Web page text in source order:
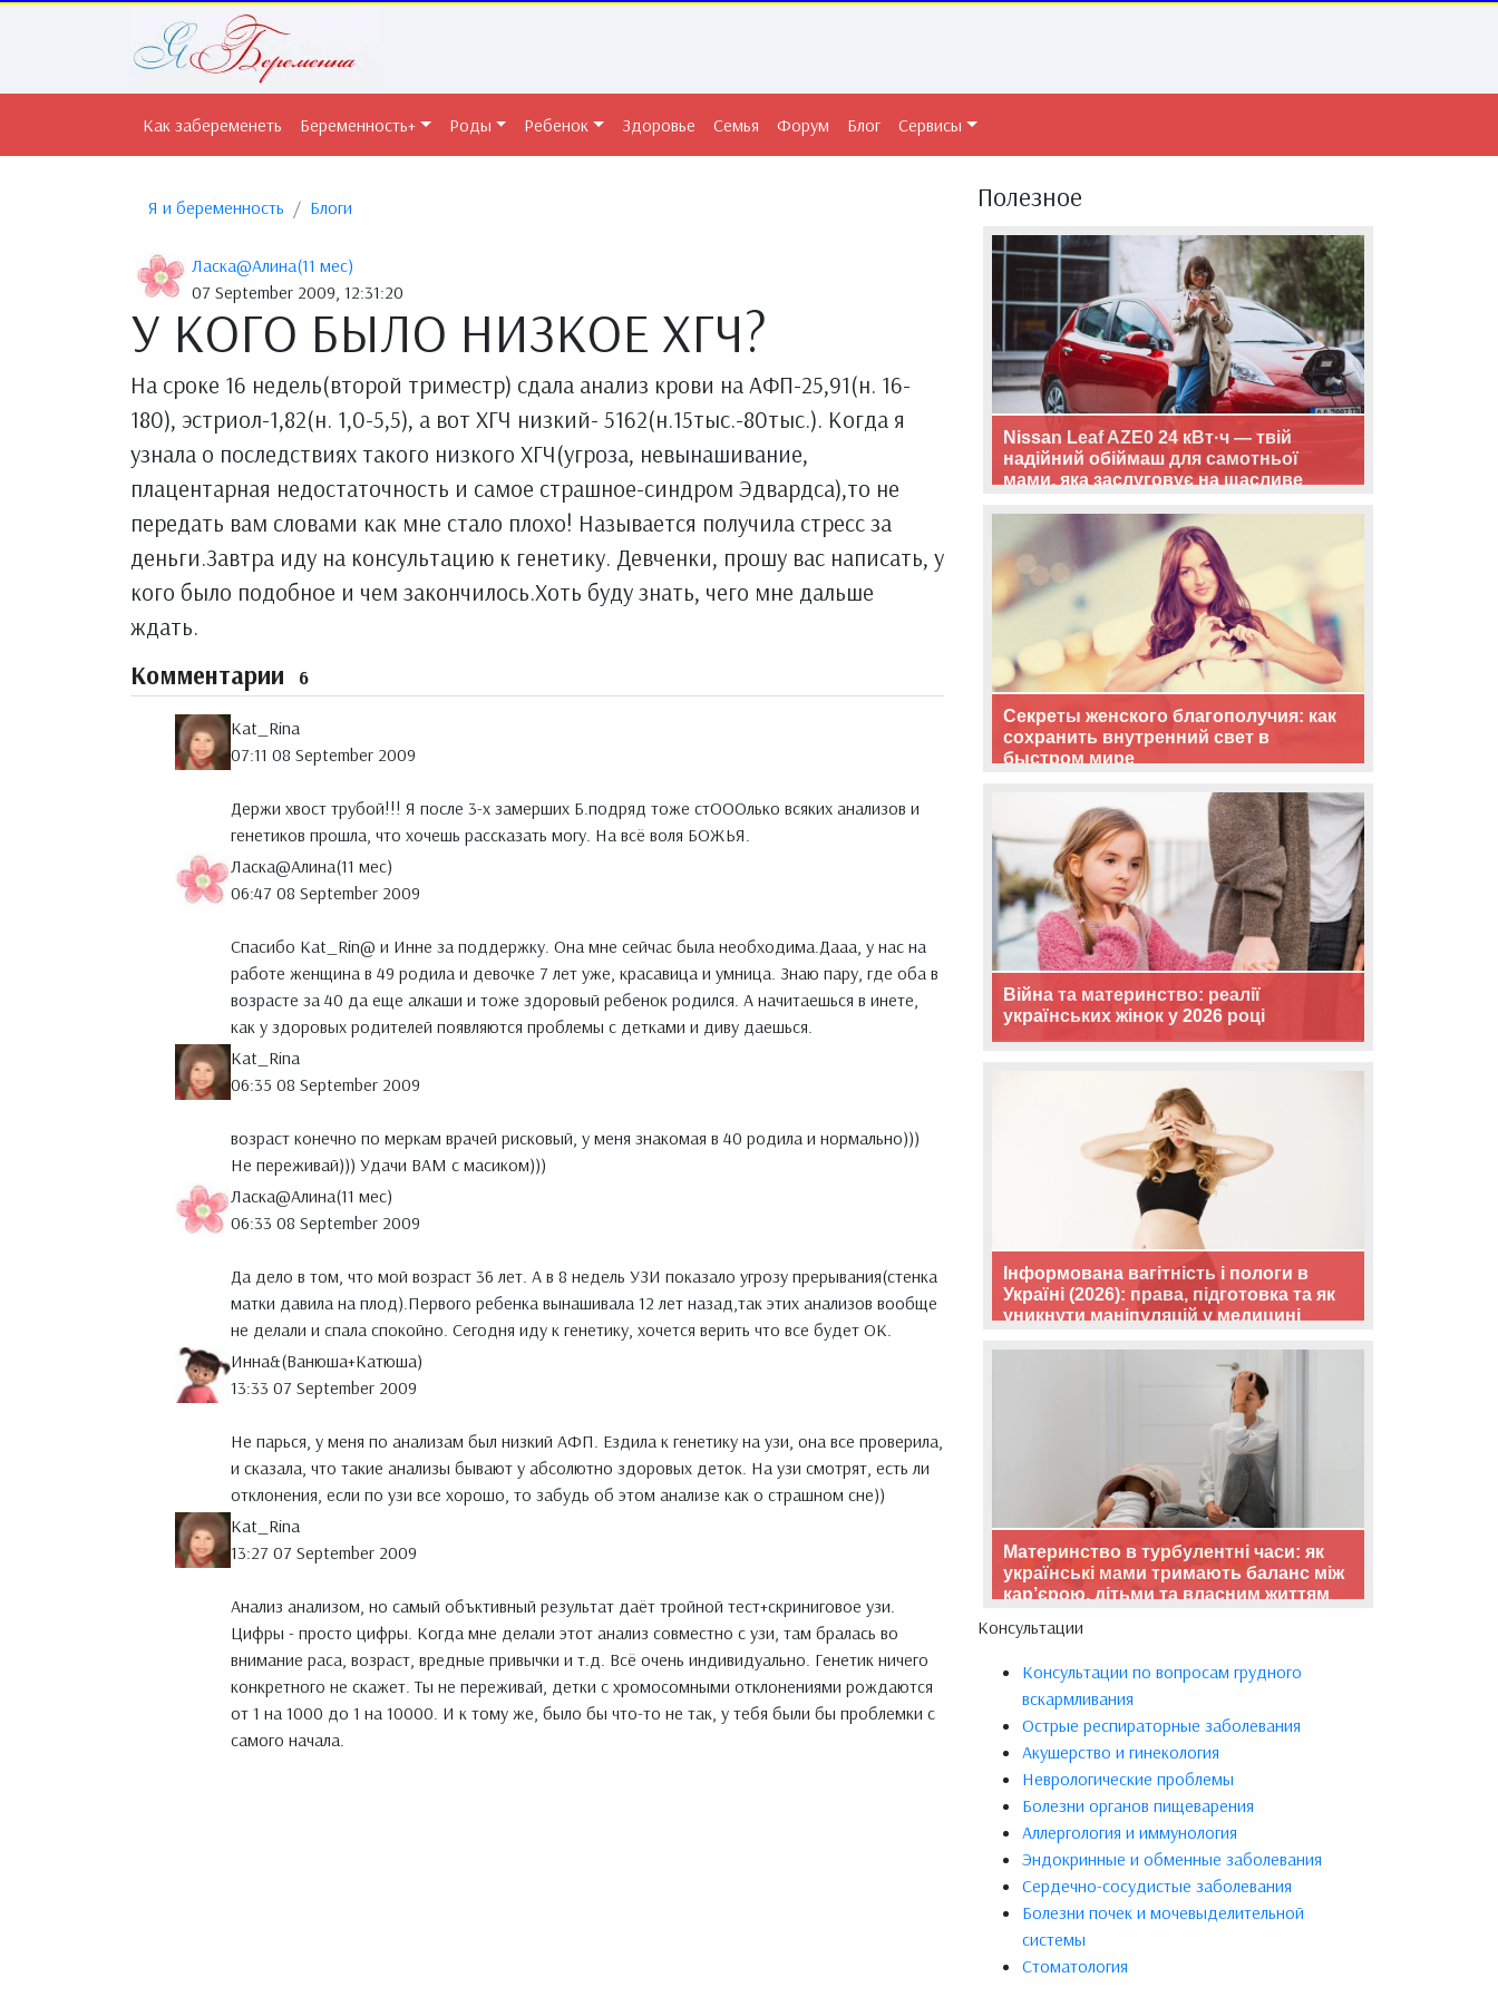
Как забеременеть Беременность+ Роды Ребенок Здоровье Семья Форум Блог Сервисы
Я и беременность Блоги
Ласка@Алина(11 мес)
07 September 2009, 12:31:20
У КОГО БЫЛО НИЗКОЕ ХГЧ?
На сроке 16 недель(второй триместр) сдала анализ крови на АФП-25,91(н. 16-
180), эстриол-1,82(н. 1,0-5,5), а вот ХГЧ низкий- 5162(н.15тыс.-80тыс.). Когда я
узнала о последствиях такого низкого ХГЧ(угроза, невынашивание,
плацентарная недостаточность и самое страшное-синдром Эдвардса),то не
передать вам словами как мне стало плохо! Называется получила стресс за
деньги.Завтра иду на консультацию к генетику. Девченки, прошу вас написать, у
кого было подобное и чем закончилось.Хоть буду знать, чего мне дальше
ждать.
Комментарии 6
Kat_Rina
07:11 08 September 2009
Держи хвост трубой!!! Я после 3-х замерших Б.подряд тоже стОООлько всяких анализов и
генетиков прошла, что хочешь рассказать могу. На всё воля БОЖЬЯ.
Ласка@Алина(11 мес)
06:47 08 September 2009
Спасибо Kat_Rin@ и Инне за поддержку. Она мне сейчас была необходима.Дааа, у нас на
работе женщина в 49 родила и девочке 7 лет уже, красавица и умница. Знаю пару, где оба в
возрасте за 40 да еще алкаши и тоже здоровый ребенок родился. А начитаешься в инете,
как у здоровых родителей появляются проблемы с детками и диву даешься.
Kat_Rina
06:35 08 September 2009
возраст конечно по меркам врачей рисковый, у меня знакомая в 40 родила и нормально)))
Не переживай))) Удачи ВАМ с масиком)))
Ласка@Алина(11 мес)
06:33 08 September 2009
Да дело в том, что мой возраст 36 лет. А в 8 недель УЗИ показало угрозу прерывания(стенка
матки давила на плод).Первого ребенка вынашивала 12 лет назад,так этих анализов вообще
не делали и спала спокойно. Сегодня иду к генетику, хочется верить что все будет ОК.
Инна&(Ванюша+Катюша)
13:33 07 September 2009
Не парься, у меня по анализам был низкий АФП. Ездила к генетику на узи, она все проверила,
и сказала, что такие анализы бывают у абсолютно здоровых деток. На узи смотрят, есть ли
отклонения, если по узи все хорошо, то забудь об этом анализе как о страшном сне))
Kat_Rina
13:27 07 September 2009
Анализ анализом, но самый объктивный результат даёт тройной тест+скриниговое узи.
Цифры - просто цифры. Когда мне делали этот анализ совместно с узи, там бралась во
внимание раса, возраст, вредные привычки и т.д. Всё очень индивидуально. Генетик ничего
конкретного не скажет. Ты не переживай, детки с хромосомными отклонениями рождаются
от 1 на 1000 до 1 на 10000. И к тому же, было бы что-то не так, у тебя были бы проблемки с
самого начала.
Полезное
Nissan Leaf AZE0 24 кВт·ч — твій
надійний обіймаш для самотньої
мами, яка заслуговує на щасливе
Секреты женского благополучия: как
сохранить внутренний свет в
быстром мире
Війна та материнство: реалії
українських жінок у 2026 році
Інформована вагітність і пологи в
Україні (2026): права, підготовка та як
уникнути маніпуляцій у медицині
Материнство в турбулентні часи: як
українські мами тримають баланс між
кар’єрою, дітьми та власним життям
Консультации
Консультации по вопросам грудного
вскармливания
Острые респираторные заболевания
Акушерство и гинекология
Неврологические проблемы
Болезни органов пищеварения
Аллергология и иммунология
Эндокринные и обменные заболевания
Сердечно-сосудистые заболевания
Болезни почек и мочевыделительной
системы
Стоматология